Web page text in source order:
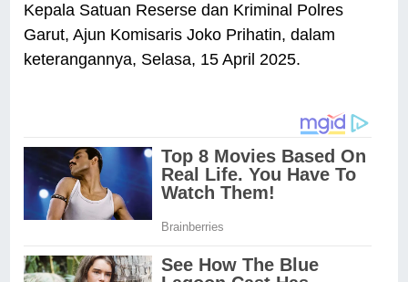
Kepala Satuan Reserse dan Kriminal Polres
Garut, Ajun Komisaris Joko Prihatin, dalam
keterangannya, Selasa, 15 April 2025.